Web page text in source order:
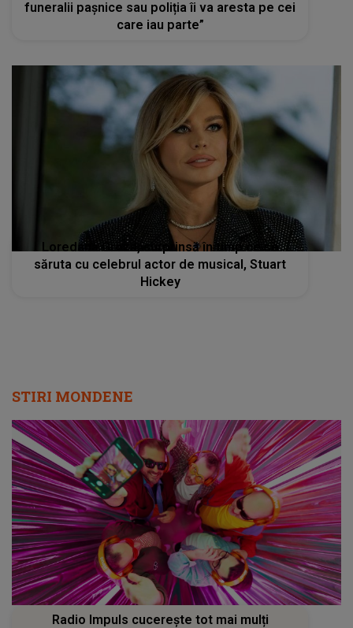
funeralii pașnice sau poliția îi va aresta pe cei
care iau parte”
Loredana Groza, surprinsă în timp ce se
săruta cu celebrul actor de musical, Stuart
Hickey
STIRI MONDENE
Radio Impuls cucerește tot mai mulți